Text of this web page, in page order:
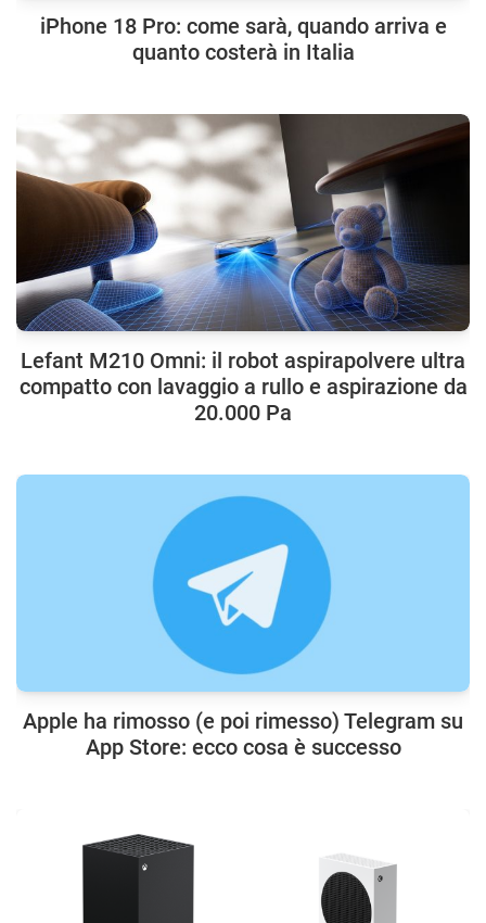
iPhone 18 Pro: come sarà, quando arriva e
quanto costerà in Italia
Lefant M210 Omni: il robot aspirapolvere ultra
compatto con lavaggio a rullo e aspirazione da
20.000 Pa
Apple ha rimosso (e poi rimesso) Telegram su
App Store: ecco cosa è successo